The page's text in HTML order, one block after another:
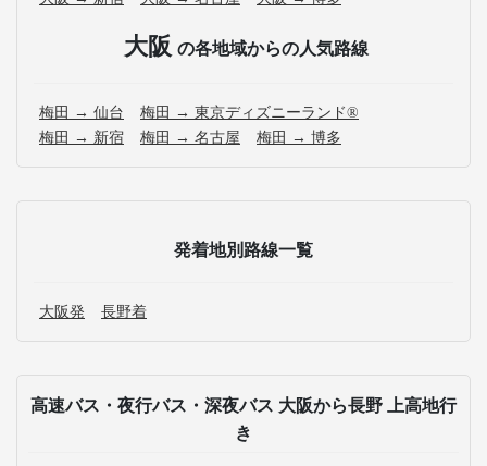
大阪 の各地域からの人気路線
梅田 → 仙台
梅田 → 東京ディズニーランド®
梅田 → 新宿
梅田 → 名古屋 梅田 → 博多
発着地別路線一覧
大阪発 長野着
高速バス・夜行バス・深夜バス 大阪から長野 上高地行
き